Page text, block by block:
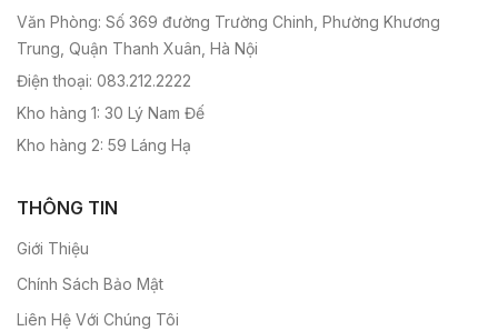
Văn Phòng: Số 369 đường Trường Chinh, Phường Khương
Trung, Quận Thanh Xuân, Hà Nội
Điện thoại: 083.212.2222
Kho hàng 1: 30 Lý Nam Đế
Kho hàng 2: 59 Láng Hạ
THÔNG TIN
Giới Thiệu
Chính Sách Bảo Mật
Liên Hệ Với Chúng Tôi